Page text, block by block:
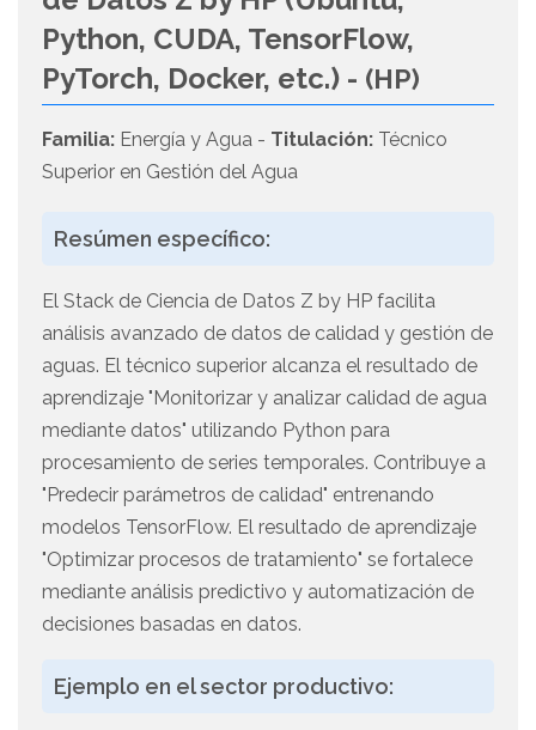
Python, CUDA, TensorFlow,
PyTorch, Docker, etc.) - (HP)
Familia: Energía y Agua - Titulación: Técnico
Superior en Gestión del Agua
Resúmen específico:
El Stack de Ciencia de Datos Z by HP facilita
análisis avanzado de datos de calidad y gestión de
aguas. El técnico superior alcanza el resultado de
aprendizaje "Monitorizar y analizar calidad de agua
mediante datos" utilizando Python para
procesamiento de series temporales. Contribuye a
"Predecir parámetros de calidad" entrenando
modelos TensorFlow. El resultado de aprendizaje
"Optimizar procesos de tratamiento" se fortalece
mediante análisis predictivo y automatización de
decisiones basadas en datos.
Ejemplo en el sector productivo: